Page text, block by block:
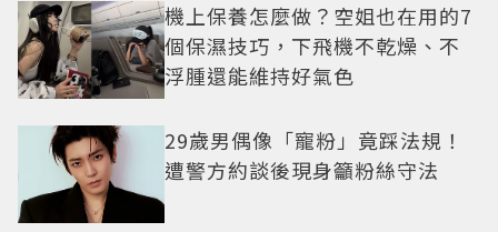
機上保養怎麼做？空姐也在用的7
個保濕技巧，下飛機不乾燥、不
浮腫還能維持好氣色
29歲男偶像「寵粉」竟踩法規！
遭警方約談後現身籲粉絲守法